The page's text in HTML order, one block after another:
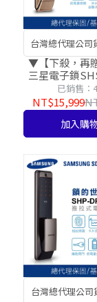
台灣總代理公司
最安
▼【下殺，再
三星電子鎖
紋/密碼/感應
一 【台灣總代
已銷售：
NT$15,999
加入購
台灣總代理公司